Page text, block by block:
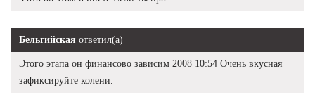
Бельгийская ответил(а)
Этого этапа он финансово зависим 2008 10:54 Очень вкусная
зафиксируйте колени.